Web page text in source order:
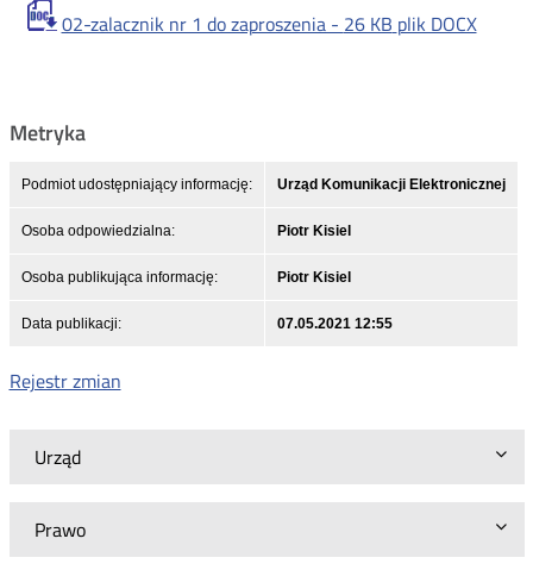
Urząd
Prawo
02-zalacznik nr 1 do zaproszenia - 26 KB plik DOCX
Metryka
Podmiot udostępniający informację: Urząd Komunikacji Elektronicznej
Osoba odpowiedzialna: Piotr Kisiel
Osoba publikująca informację: Piotr Kisiel
Data publikacji: 07.05.2021 12:55
Rejestr zmian